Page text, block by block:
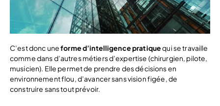
C’est donc uneforme d’intelligence pratiquequi se travaille
comme dans d’autres métiers d’expertise (chirurgien, pilote,
musicien). Elle permet de prendre des décisions en
environnement flou, d’avancer sans vision figée, de
construire sans tout prévoir.